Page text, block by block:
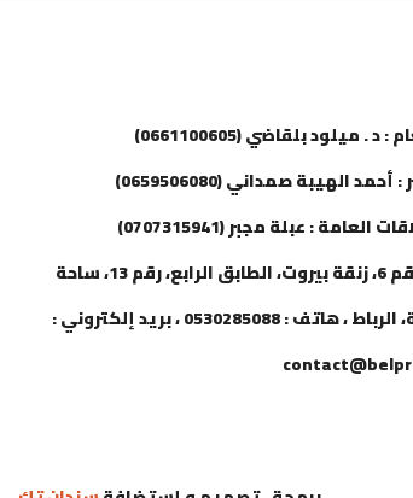
د . ميلود بلقاضي (0661100605)
الهيبة صمداني (0659506080)
العامة : عبلة مجبر (0707315941)
بلبريس، رقم 6، زنقة بيروت، الطابق الرابع، رقم 13، ساحة
المامونية، الرباط ، هاتف : 0530285088 ، بريد إلكتروني :